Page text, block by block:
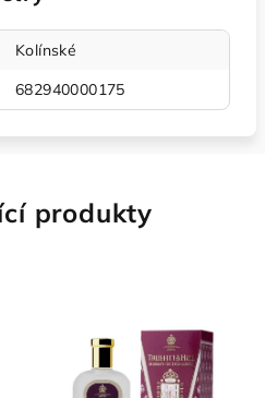
Kolínské
682940000175
produkty